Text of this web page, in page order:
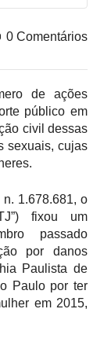
0 Comentários
de ações
público em
civil dessas
sexuais, cujas
1.678.681, o
fixou um
passado
por danos
Paulista de
Paulo por ter
em 2015,